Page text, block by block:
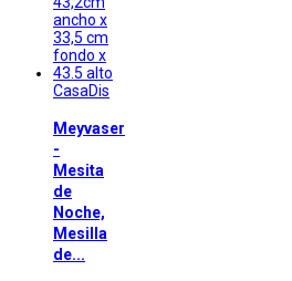
CasaDis
Meyvaser
-
Mesita
de
Noche,
Mesilla
de...